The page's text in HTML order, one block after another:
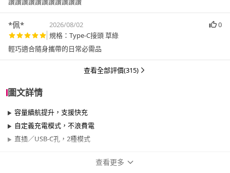
*佩* 2026/08/02
0
規格：Type-C接頭 草綠
輕巧適合隨身攜帶的日常必需品
查看全部評價(315)
圖文詳情
容量續航提升，支援快充
自定義充電模式，不浪費電
直插／USB-C孔，2種模式
查看更多